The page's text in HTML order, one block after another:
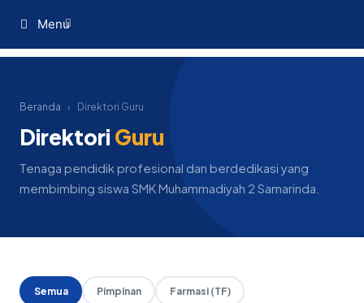
Menu
Beranda › Direktori Guru
Direktori Guru
Tenaga pendidik profesional dan berdedikasi yang
membimbing siswa SMK Muhammadiyah 2 Samarinda.
Semua Pimpinan Farmasi (TF)